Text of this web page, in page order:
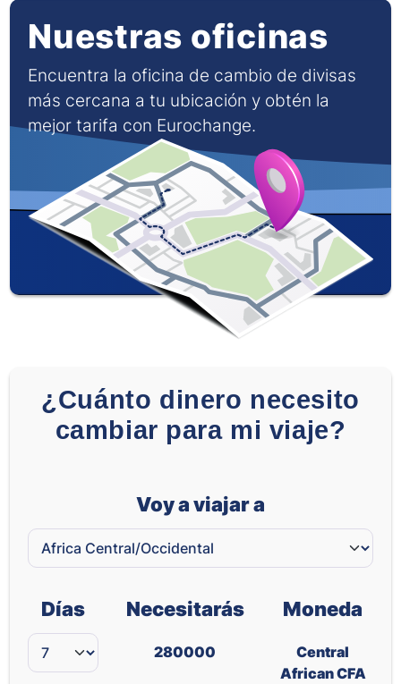
Nuestras oficinas
Encuentra la oficina de cambio de divisas
más cercana a tu ubicación y obtén la
mejor tarifa con Eurochange.
¿Cuánto dinero necesito
cambiar para mi viaje?
Voy a viajar a
Días Necesitarás
280000
Moneda
Central
African CFA